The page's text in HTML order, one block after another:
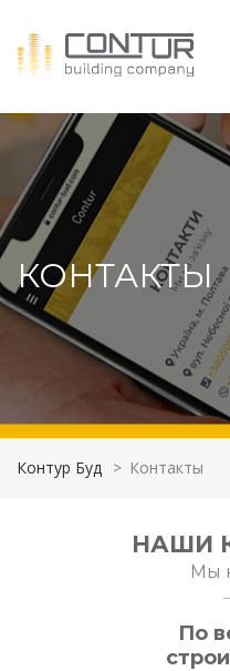
КОНТАКТЫ
Контур Буд > Контакты
НАШИ
Мы
По